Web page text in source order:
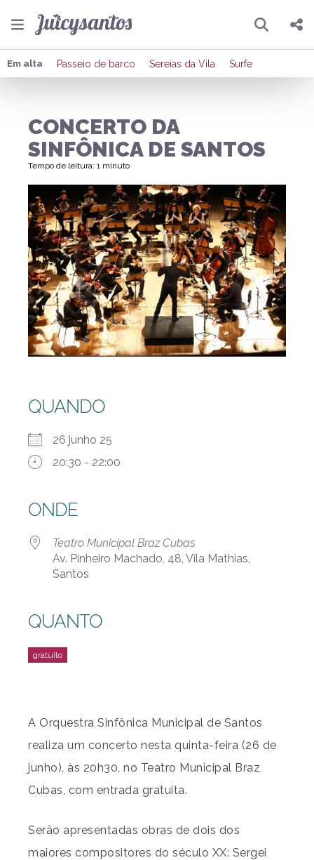
Pesquisar
Compartilhar
Publicar no X
Em alta Passeio de barco Sereias da Vila Surfe
CONCERTO DA
SINFÔNICA DE SANTOS
Tempo de leitura: 1 minuto
QUANDO
26 junho 25
20:30 - 22:00
ONDE
Teatro Municipal Braz Cubas
Av. Pinheiro Machado, 48, Vila Mathias,
Santos
QUANTO
A Orquestra Sinfônica Municipal de Santos
realiza um concerto nesta quinta-feira (26 de
junho), às 20h30, no Teatro Municipal Braz
Cubas, com entrada gratuita.
Serão apresentadas obras de dois dos
maiores compositores do século XX: Sergei